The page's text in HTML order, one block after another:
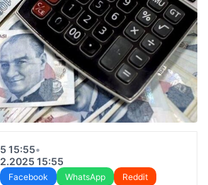
15:55•
15:55
Facebook WhatsApp
Reddit